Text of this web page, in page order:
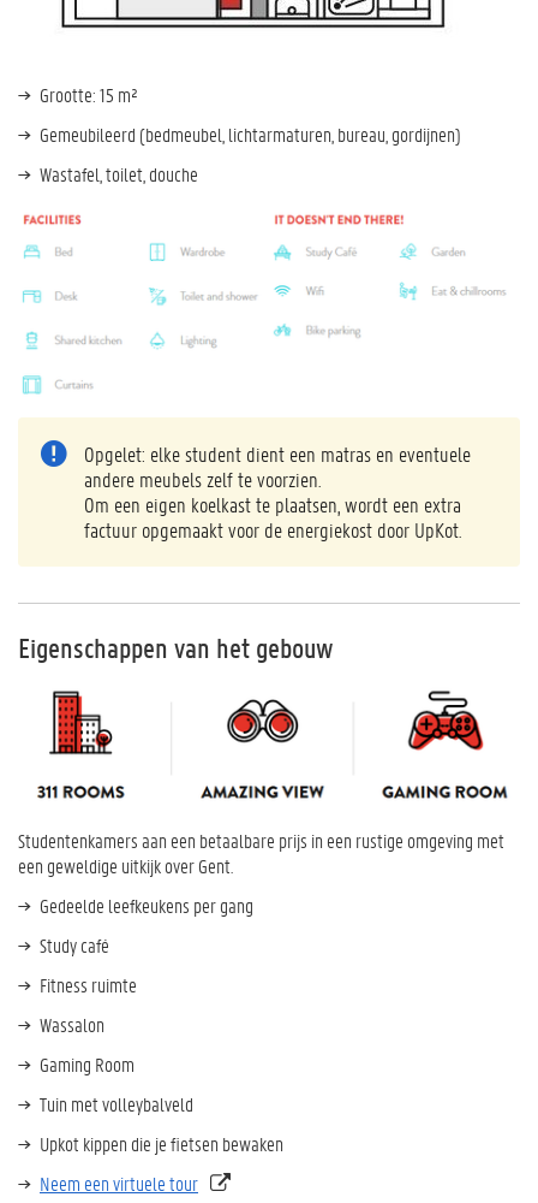
Grootte: 15 m²
Gemeubileerd (bedmeubel, lichtarmaturen, bureau, gordijnen)
Wastafel, toilet, douche
Opgelet: elke student dient een matras en eventuele
andere meubels zelf te voorzien.
Om een eigen koelkast te plaatsen, wordt een extra
factuur opgemaakt voor de energiekost door UpKot.
Eigenschappen van het gebouw
Studentenkamers aan een betaalbare prijs in een rustige omgeving met
een geweldige uitkijk over Gent.
Gedeelde leefkeukens per gang
Study café
Fitness ruimte
Wassalon
Gaming Room
Tuin met volleybalveld
Upkot kippen die je fietsen bewaken
Neem een virtuele tour